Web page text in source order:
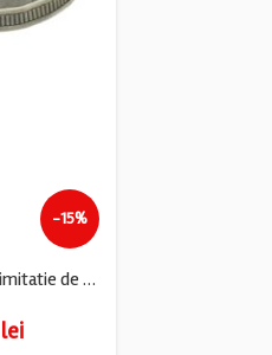
-15%
Tenisi dama Graceland, 40, imitatie de piele, gri
lei